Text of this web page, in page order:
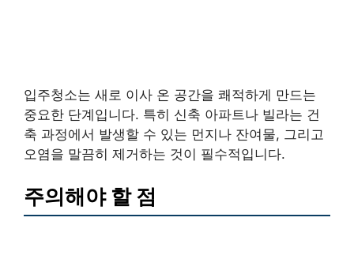
입주청소는 새로 이사 온 공간을 쾌적하게 만드는
중요한 단계입니다. 특히 신축 아파트나 빌라는 건
축 과정에서 발생할 수 있는 먼지나 잔여물, 그리고
오염을 말끔히 제거하는 것이 필수적입니다.
주의해야 할 점